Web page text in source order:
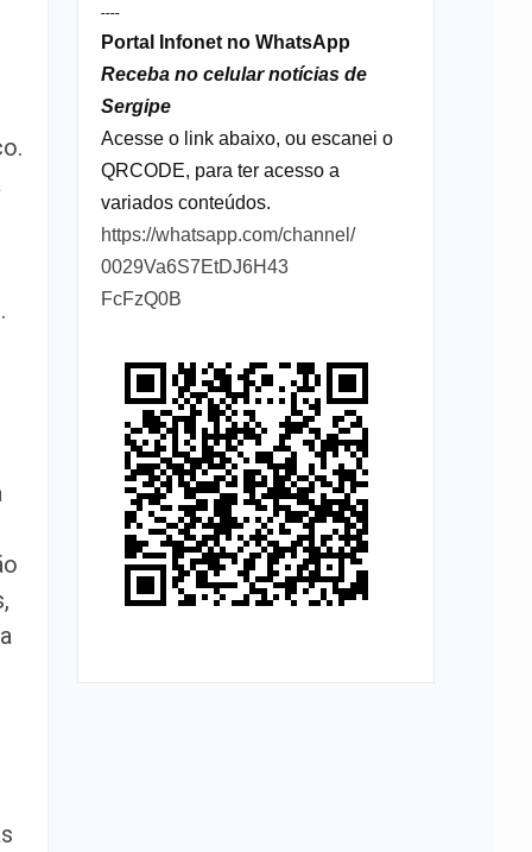
----
Portal Infonet no WhatsApp
Receba no celular notícias de
Sergipe
Acesse o link abaixo, ou escanei o
QRCODE, para ter acesso a
variados conteúdos.
https://whatsapp.com/channel/
0029Va6S7EtDJ6H43
FcFzQ0B